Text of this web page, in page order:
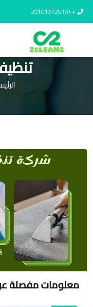
+201013725144
معلومات مفصلة